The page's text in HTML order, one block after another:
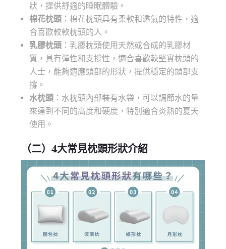
狀，提供舒適的睡眠體驗。
棉花枕頭 ：棉花枕頭具有柔軟和透氣的特性，適
合喜歡較軟枕頭的人。
乳膠枕頭 ：乳膠枕頭使用天然或合成的乳膠材
質，具有彈性和支撐性，適合喜歡較堅實枕頭的
人士，能夠適應頭部的形狀，提供穩定的頭部支
撐。
水枕頭 ：水枕頭內部裝有水袋，可以調節水的量
來達到不同的高度和硬度，特別適合炎熱的夏天
使用。
（二）4大常見枕頭形狀介紹